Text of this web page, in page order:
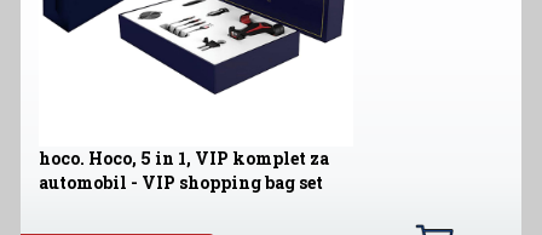
hoco. Hoco, 5 in 1, VIP komplet za
automobil - VIP shopping bag set